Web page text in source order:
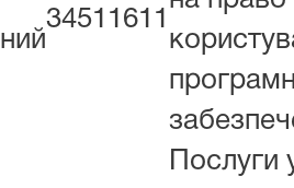
34511611
Послуги